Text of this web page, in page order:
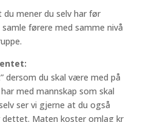
mener du selv har før
førere med samme nivå
dersom du skal være med på
med mannskap som skal
ser vi gjerne at du også
Maten koster omlag kr